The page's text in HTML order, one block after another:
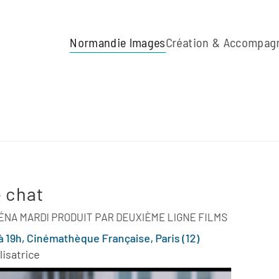
Normandie ImagesCréation &
chat
MARDI PRODUIT PAR DEUXIÈME LIGNE FILMS
19h, Cinémathèque Française, Paris (12)